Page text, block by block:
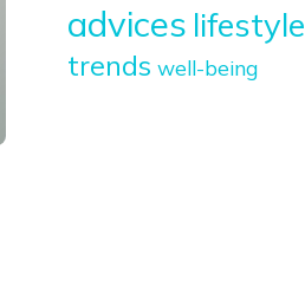
advices lifestyle
trends well-being